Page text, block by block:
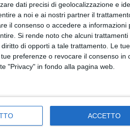
dati precisi di geolocalizzazione e
a noi e ai nostri partner il
il consenso o accedere a informazioni
Si rende noto che alcuni trattamenti
di opporti a tale trattamento. Le
preferenze o revocare il consenso in
"Privacy" in fondo alla pagina web.
ACCETTO